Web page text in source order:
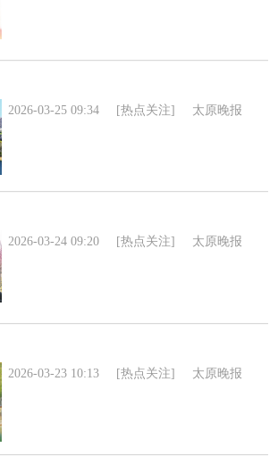
2026-03-25 09:34 [热点关注] 太原晚报
2026-03-24 09:20 [热点关注] 太原晚报
2026-03-23 10:13 [热点关注] 太原晚报